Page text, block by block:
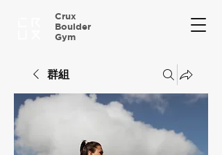
Crux
Boulder
Gym
群組